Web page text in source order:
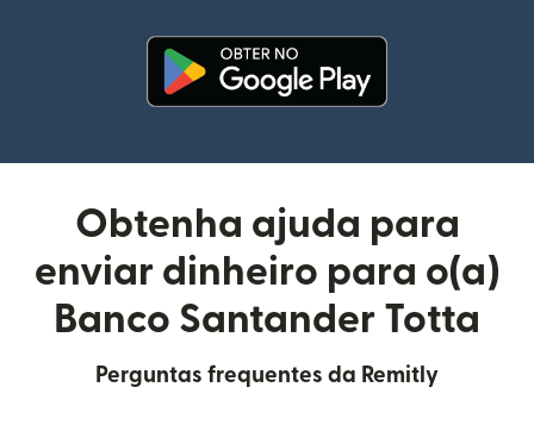
Obtenha ajuda para
enviar dinheiro para o(a)
Banco Santander Totta
Perguntas frequentes da Remitly